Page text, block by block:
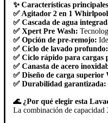
✨ Características
✅ Agitador 2 en 1
✅ Cascada de agua
✅ Xpert Pre Wash:
✅ Opción de pre-remojo:
✅ Ciclo de lavado profundo:
✅ Ciclo rápido para cargas
✅ Canasta de acero
✅ Diseño de carga
✅ Durabilidad garantizada:
🌊 ¿Por qué elegir esta
La combinación de capacidad